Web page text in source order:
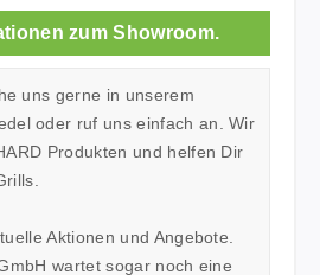
zum Showroom.
uns gerne in unserem
oder ruf uns einfach an. Wir
Produkten und helfen Dir
Aktionen und Angebote.
wartet sogar noch eine